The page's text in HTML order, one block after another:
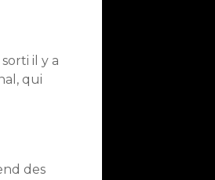
il y a
qui
des